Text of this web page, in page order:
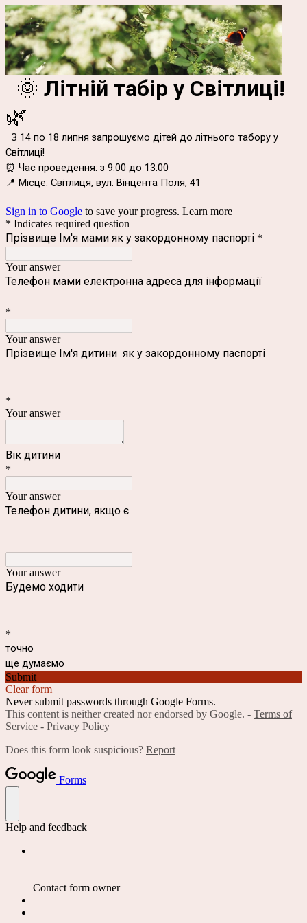
🌞 Літній табір у Світлиці!
🌿
З 14 по 18 липня запрошуємо дітей до літнього табору у
Світлиці!
⏰ Час проведення: з 9:00 до 13:00
📍 Місце: Світлиця, вул. Вінцента Поля, 41
Sign in to Google to save your progress. Learn more
* Indicates required question
Прізвище Ім'я мами як у закордонному паспорті *
Your answer
Телефон мами електронна адреса для інформації
*
Your answer
Прізвище Ім'я дитини як у закордонному паспорті
*
Your answer
Вік дитини
*
Your answer
Телефон дитини, якщо є
Your answer
Будемо ходити
*
точно
ще думаємо
Submit
Clear form
Never submit passwords through Google Forms.
This content is neither created nor endorsed by Google. - Terms of
Service - Privacy Policy
Does this form look suspicious? Report
Forms
Help and feedback
Contact form owner